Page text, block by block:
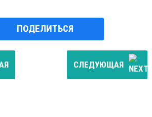
ПОДЕЛИТЬСЯ
СЛЕДУЮЩАЯ